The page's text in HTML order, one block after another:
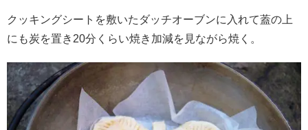
クッキングシートを敷いたダッチオーブンに入れて蓋の上
にも炭を置き20分くらい焼き加減を見ながら焼く。